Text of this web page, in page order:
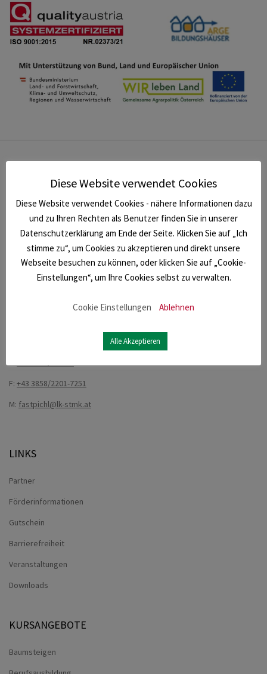
NEWSLETTER
Melden Sie sich für unseren Newsletter an und bleiben
Sie immer informiert.
KONTAKT
F: +43 3858/2201-7251
M: fastpichl@lk-stmk.at
LINKS
Partner
Förderinformationen
Gutschein
Barrierefreiheit
Veranstaltungen
Downloads
KURSANGEBOTE
Baumsteigen
Diese Website verwendet Cookies
Diese Website verwendet Cookies - nähere Informationen dazu
und zu Ihren Rechten als Benutzer finden Sie in unserer
Datenschutzerklärung am Ende der Seite. Klicken Sie auf „Ich
stimme zu“, um Cookies zu akzeptieren und direkt unsere
Webseite besuchen zu können, oder klicken Sie auf „Cookie-
Einstellungen“, um Ihre Cookies selbst zu verwalten.
Cookie Einstellungen Ablehnen
Alle Akzeptieren